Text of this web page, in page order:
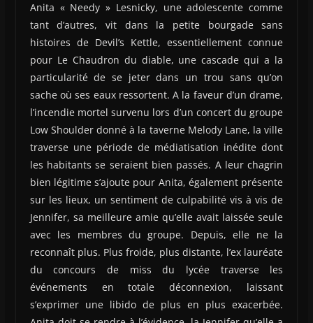
Anita « Needy » Lesnicky, une adolescente comme
tant d’autres, vit dans la petite bourgade sans
histoires de Devil’s Kettle, essentiellement connue
pour Le Chaudron du diable, une cascade qui a la
particularité de se jeter dans un trou sans qu’on
sache où ses eaux ressortent. A la faveur d’un drame,
l’incendie mortel survenu lors d’un concert du groupe
Low Shoulder donné à la taverne Melody Lane, la ville
traverse une période de médiatisation inédite dont
les habitants se seraient bien passés. A leur chagrin
bien légitime s’ajoute pour Anita, également présente
sur les lieux, un sentiment de culpabilité vis à vis de
Jennifer, sa meilleure amie qu’elle avait laissée seule
avec les membres du groupe. Depuis, elle ne la
reconnaît plus. Plus froide, plus distante, l’ex lauréate
du concours de miss du lycée traverse les
événements en totale déconnexion, laissant
s’exprimer une libido de plus en plus exacerbée.